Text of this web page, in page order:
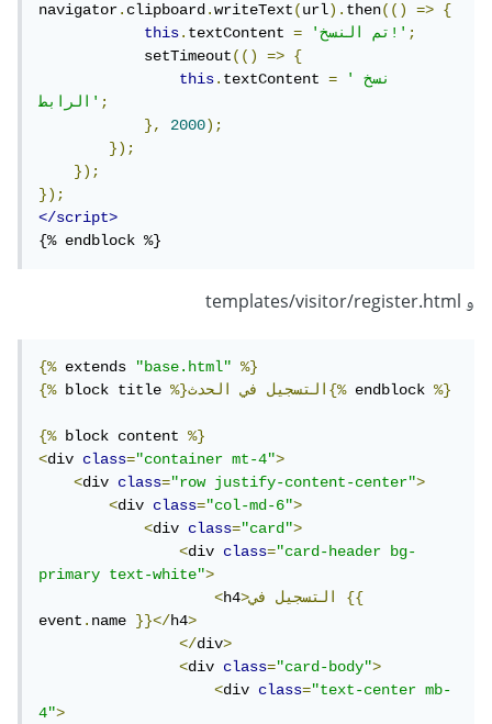
navigator.clipboard.writeText(url).then(() =>
{
this.textContent = 'تم النسخ!';
            setTimeout
(() =>
{
this.textContent =
'نسخ
الرابط';
},
2000);
});
});
});
</script>
{% endblock %}
و templates/visitor/register.html
{% extends "base.html"
%}
{% block title %}التسجيل في الحدث{% endblock %}
{% block content %}
<div class="container mt-4">
<div class="row justify-content-center">
<div class="col-md-6">
<div class="card">
<div class="card-header bg-
primary text-white">
<h4 >التسجيل في
{{
event.name }}</h4>
</div>
<div class="card-body">
<div class="text-center mb-
4">